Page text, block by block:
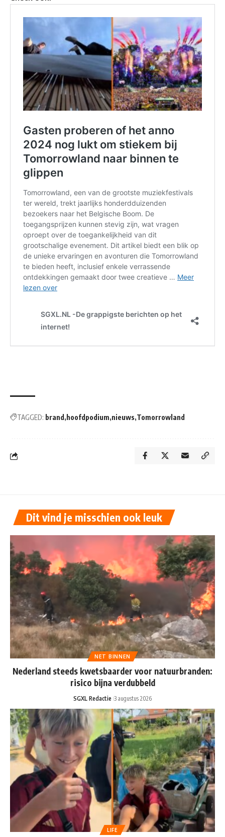
TAGGED: brand hoofdpodium nieuws Tomorrowland
Dit vind je misschien ook leuk
NET BINNEN
Nederland steeds kwetsbaarder voor natuurbranden:
risico bijna verdubbeld
SGXL Redactie 3 augustus 2026
LIFE